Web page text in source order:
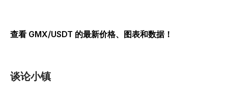
查看 GMX/USDT 的最新价格、图表和数据！
谈论小镇